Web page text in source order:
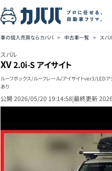
車の個人売買ならカババ > 中古車一覧 > スバ
スバル
XV2.0i-S アイサイト
ルーフボックス/ルーフレール/アイサイトver3/LED
あり
公開 2026/05/20 19:14:58|最終更新